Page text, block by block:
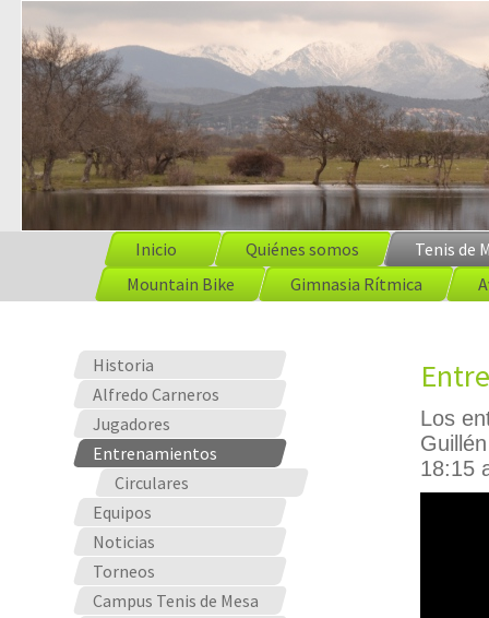
Inicio Quiénes somos
Tenis de
Mountain Bike
Gimnasia Rítmica
Historia
Alfredo Carneros
Jugadores
Entrenamientos
Circulares
Equipos
Noticias
Torneos
Campus Tenis de Mesa
Los
18:15